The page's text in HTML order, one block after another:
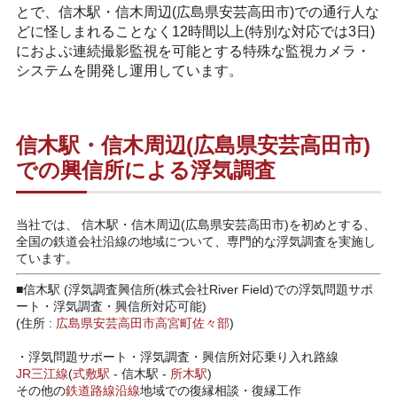
とで、信木駅・信木周辺(広島県安芸高田市)での通行人な
どに怪しまれることなく12時間以上(特別な対応では3日)
におよぶ連続撮影監視を可能とする特殊な監視カメラ・
システムを開発し運用しています。
信木駅・信木周辺(広島県安芸高田市)
での興信所による浮気調査
当社では、 信木駅・信木周辺(広島県安芸高田市)を初めとする、
全国の鉄道会社沿線の地域について、専門的な浮気調査を実施し
ています。
■信木駅 (浮気調査興信所(株式会社River Field)での浮気問題サポ
ート・浮気調査・興信所対応可能)
(住所 : 広島県安芸高田市高宮町佐々部)
・ 浮気問題サポート・浮気調査・興信所対応乗り入れ路線
JR三江線(式敷駅 - 信木駅 - 所木駅)
その他の鉄道路線沿線地域での復縁相談・復縁工作